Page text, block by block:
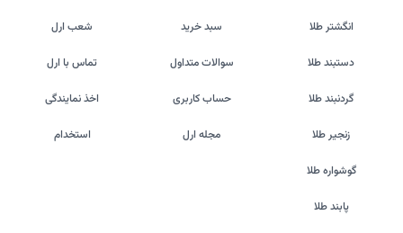
انگشتر طلا
دستبند طلا
گردنبند طلا
زنجیر طلا
گوشواره طلا
پابند طلا
سبد خرید
سوالات متداول
حساب کاربری
مجله ارل
شعب ارل
تماس با ارل
اخذ نمایندگی
استخدام